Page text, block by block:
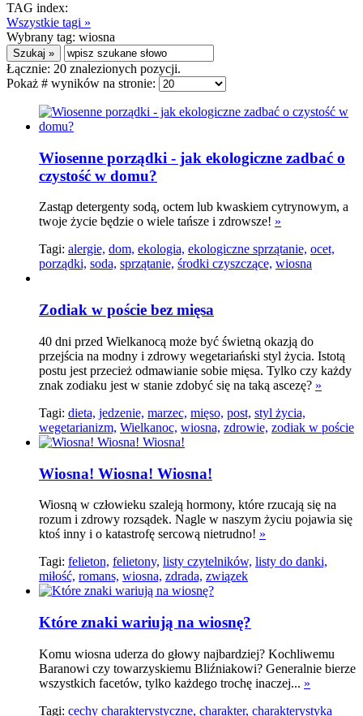
TAG index:
Wszystkie tagi »
Wybrany tag: wiosna
Łącznie: 20 znalezionych pozycji.
Pokaż # wyników na stronie:
Wiosenne porządki - jak ekologiczne zadbać o
czystość w domu?
Zastąp detergenty sodą, octem lub kwaskiem cytrynowym, a
twoje życie będzie o wiele tańsze i zdrowsze! »
Tagi: alergie, dom, ekologia, ekologiczne sprzątanie, ocet,
porządki, soda, sprzątanie, środki czyszczące, wiosna
Zodiak w poście bez mięsa
40 dni przed Wielkanocą może być świetną okazją do
przejścia na modny i zdrowy wegetariański styl życia. Istotą
postu jest przecież odmawianie sobie mięsa. Tylko czy każdy
znak zodiaku jest w stanie zdobyć się na taką ascezę? »
Tagi: dieta, jedzenie, marzec, mięso, post, styl życia,
wegetarianizm, Wielkanoc, wiosna, zdrowie, zodiak w poście
Wiosna! Wiosna! Wiosna!
Wiosną w człowieku szaleją hormony, które rzucają się na
rozum i zdrowy rozsądek. Nagle w naszym życiu pojawia się
ktoś inny i o katastrofę sercową nietrudno! »
Tagi: felieton, felietony, listy czytelników, listy do danki,
miłość, romans, wiosna, zdrada, związek
Które znaki wariują na wiosnę?
Komu wiosna uderza do głowy najbardziej? Kochliwemu
Baranowi czy towarzyskiemu Bliźniakowi? Generalnie bierze
wszystkich facetów, tylko każdego trochę inaczej... »
Tagi: cechy charakterystyczne, charakter, charakterystyka